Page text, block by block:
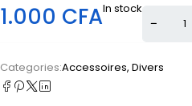
1.000 CFAIn stock
Categories:Accessoires, Divers